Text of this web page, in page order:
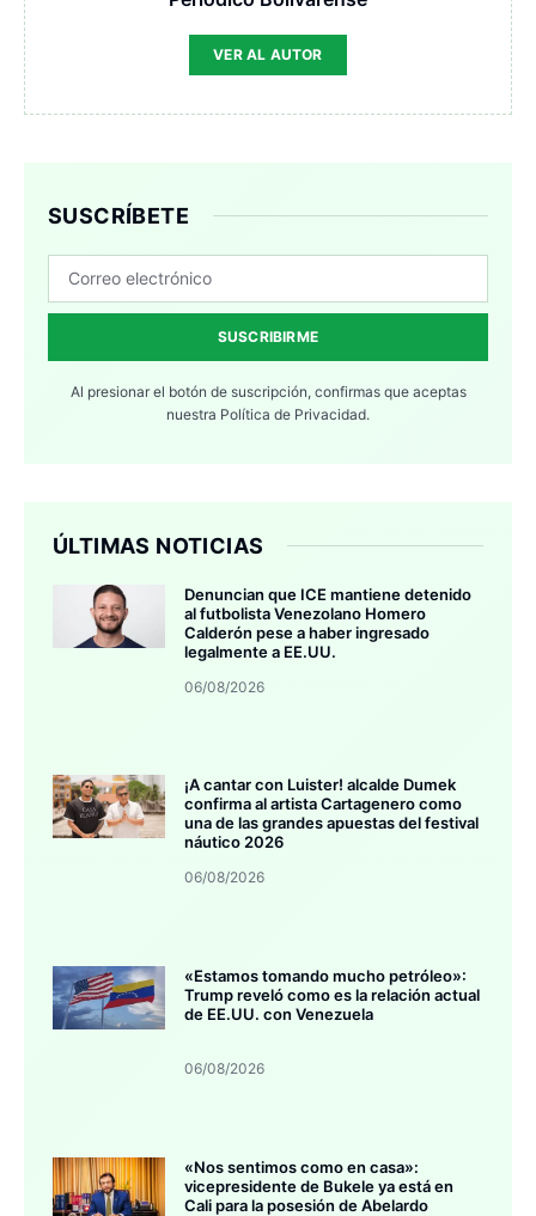
VER AL AUTOR
SUSCRÍBETE
SUSCRIBIRME
Al presionar el botón de suscripción, confirmas que aceptas
nuestra Política de Privacidad.
ÚLTIMAS NOTICIAS
Denuncian que ICE mantiene detenido
al futbolista Venezolano Homero
Calderón pese a haber ingresado
legalmente a EE.UU.
06/08/2026
¡A cantar con Luister! alcalde Dumek
confirma al artista Cartagenero como
una de las grandes apuestas del festival
náutico 2026
06/08/2026
«Estamos tomando mucho petróleo»:
Trump reveló como es la relación actual
de EE.UU. con Venezuela
06/08/2026
«Nos sentimos como en casa»:
vicepresidente de Bukele ya está en
Cali para la posesión de Abelardo